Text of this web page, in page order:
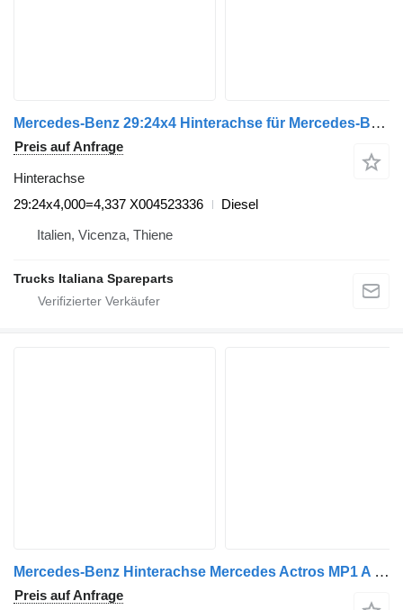
Mercedes-Benz 29:24x4 Hinterachse für Mercedes-Benz Actros euro 5 2008>2013 LKW
Preis auf Anfrage
Hinterachse
29:24x4,000=4,337 X004523336
Diesel
Italien, Vicenza, Thiene
Trucks Italiana Spareparts
Mercedes-Benz Hinterachse Mercedes Actros MP1 A 000 350 04 00 für Mercedes-Benz ACTROS MP1 LKW
Preis auf Anfrage